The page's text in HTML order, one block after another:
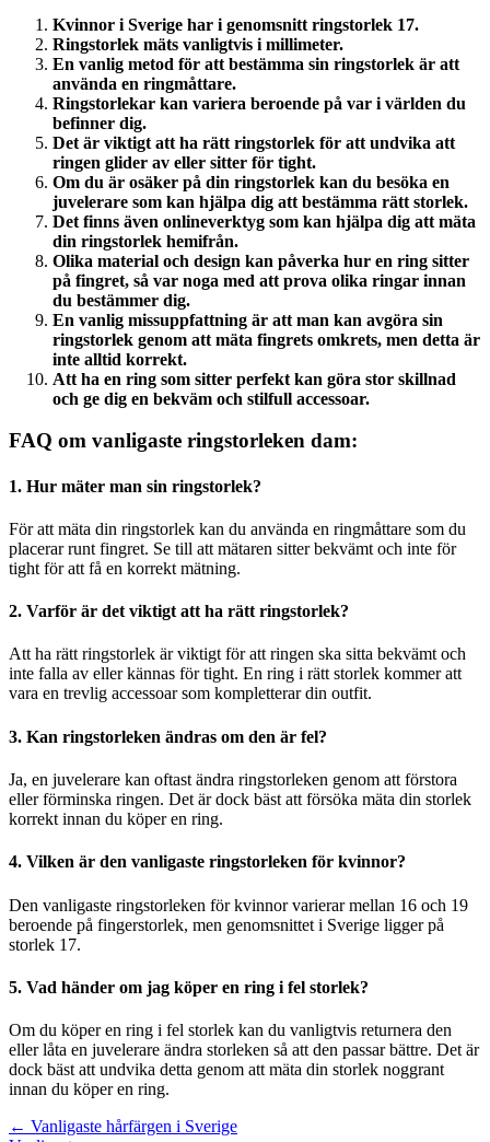
Kvinnor i Sverige har i genomsnitt ringstorlek 17.
Ringstorlek mäts vanligtvis i millimeter.
En vanlig metod för att bestämma sin ringstorlek är att
använda en ringmåttare.
Ringstorlekar kan variera beroende på var i världen du
befinner dig.
Det är viktigt att ha rätt ringstorlek för att undvika att
ringen glider av eller sitter för tight.
Om du är osäker på din ringstorlek kan du besöka en
juvelerare som kan hjälpa dig att bestämma rätt storlek.
Det finns även onlineverktyg som kan hjälpa dig att mäta
din ringstorlek hemifrån.
Olika material och design kan påverka hur en ring sitter
på fingret, så var noga med att prova olika ringar innan
du bestämmer dig.
En vanlig missuppfattning är att man kan avgöra sin
ringstorlek genom att mäta fingrets omkrets, men detta är
inte alltid korrekt.
Att ha en ring som sitter perfekt kan göra stor skillnad
och ge dig en bekväm och stilfull accessoar.
FAQ om vanligaste ringstorleken dam:
1. Hur mäter man sin ringstorlek?
För att mäta din ringstorlek kan du använda en ringmåttare som du
placerar runt fingret. Se till att mätaren sitter bekvämt och inte för
tight för att få en korrekt mätning.
2. Varför är det viktigt att ha rätt ringstorlek?
Att ha rätt ringstorlek är viktigt för att ringen ska sitta bekvämt och
inte falla av eller kännas för tight. En ring i rätt storlek kommer att
vara en trevlig accessoar som kompletterar din outfit.
3. Kan ringstorleken ändras om den är fel?
Ja, en juvelerare kan oftast ändra ringstorleken genom att förstora
eller förminska ringen. Det är dock bäst att försöka mäta din storlek
korrekt innan du köper en ring.
4. Vilken är den vanligaste ringstorleken för kvinnor?
Den vanligaste ringstorleken för kvinnor varierar mellan 16 och 19
beroende på fingerstorlek, men genomsnittet i Sverige ligger på
storlek 17.
5. Vad händer om jag köper en ring i fel storlek?
Om du köper en ring i fel storlek kan du vanligtvis returnera den
eller låta en juvelerare ändra storleken så att den passar bättre. Det är
dock bäst att undvika detta genom att mäta din storlek noggrant
innan du köper en ring.
Inläggsnavigering
← Vanligaste hårfärgen i Sverige